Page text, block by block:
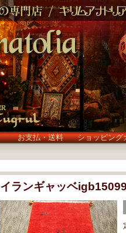
お支払・送料
ショッピング
イランギャッベ